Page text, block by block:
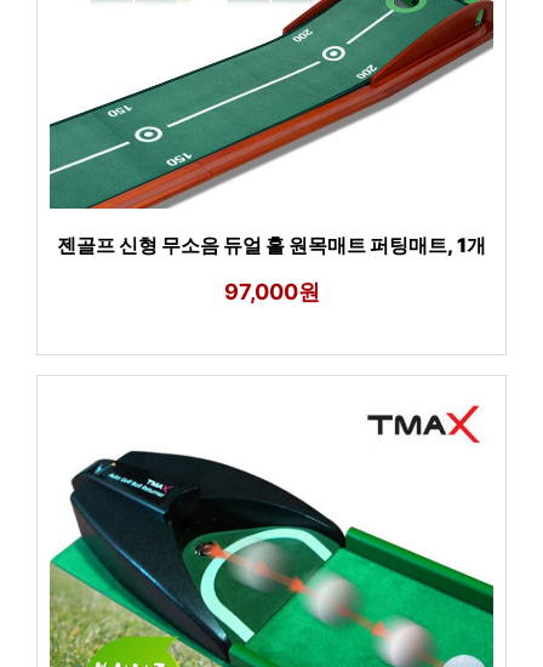
젠골프 신형 무소음 듀얼 홀 원목매트 퍼팅매트, 1개
97,000원